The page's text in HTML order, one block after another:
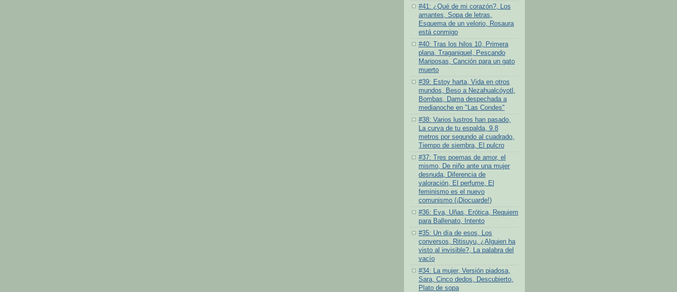
#41: ¿Qué de mi corazón?, Los
amantes, Sopa de letras,
Esquema de un velorio, Rosaura
está conmigo
#40: Tras los hilos 10, Primera
plana, Traganiquel, Pescando
Mariposas, Canción para un gato
muerto
#39: Estoy harta, Vida en otros
mundos, Beso a Nezahualcóyotl,
Bombas, Dama despechada a
medianoche en "Las Condes"
#38: Varios lustros han pasado,
La curva de tu espalda, 9.8
metros por segundo al cuadrado,
Tiempo de siembra, El pulcro
#37: Tres poemas de amor, el
mismo, De niño ante una mujer
desnuda, Diferencia de
valoración, El perfume, El
feminismo es el nuevo
comunismo (¡Diocuarde!)
#36: Eva, Uñas, Erótica, Requiem
para Ballenato, Intento
#35: Un día de esos, Los
conversos, Ritisuyu, ¿Alguien ha
visto al invisible?, La palabra del
vacío
#34: La mujer, Versión piadosa,
Sara, Cinco dedos, Descubierto,
Plato de sopa